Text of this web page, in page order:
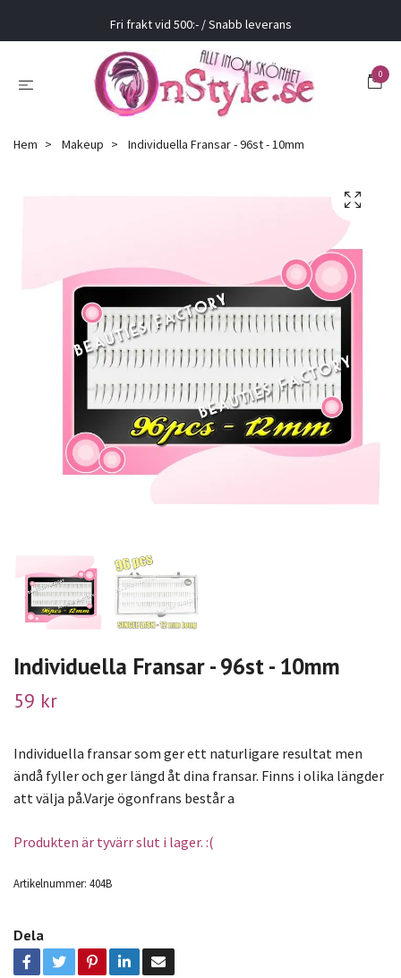
Fri frakt vid 500:- / Snabb leverans
0
Hem Makeup Individuella Fransar - 96st - 10mm
Individuella Fransar - 96st - 10mm
59 kr
Individuella fransar som ger ett naturligare resultat men
ändå fyller och ger längd åt dina fransar. Finns i olika längder
att välja på.Varje ögonfrans består a
Produkten är tyvärr slut i lager. :(
Artikelnummer: 404B
Dela